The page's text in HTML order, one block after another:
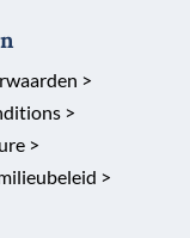
>
>
>
>